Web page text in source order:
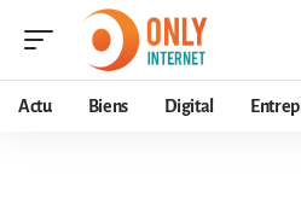
Actu Biens Digital